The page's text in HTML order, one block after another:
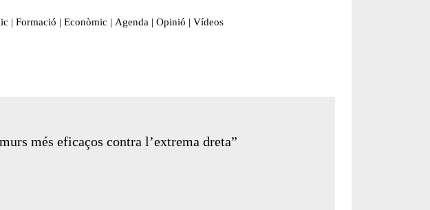
| Formació | Econòmic | Agenda | Opinió | Vídeos
més eficaços contra l’extrema dreta”